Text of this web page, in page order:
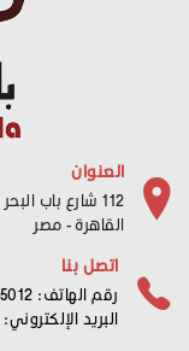
العنوان
112 شارع باب البحر
القاهرة - مصر
اتصل بنا
رقم الهاتف: 01277675012
البريد الإلكتروني: